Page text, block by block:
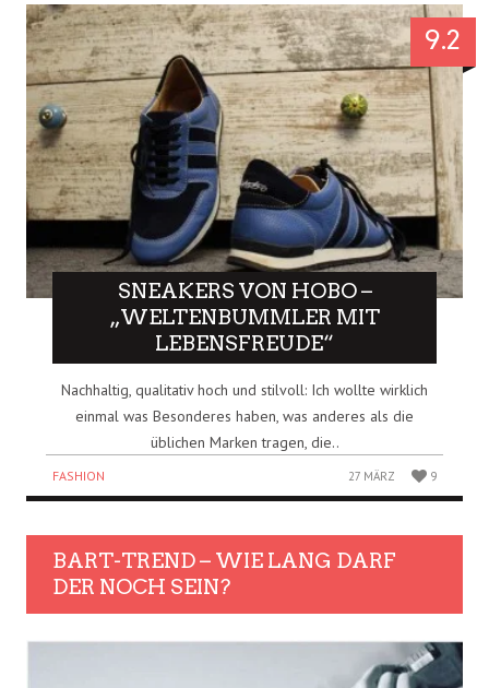
9.2
SNEAKERS VON HOBO –
„WELTENBUMMLER MIT
LEBENSFREUDE“
Nachhaltig, qualitativ hoch und stilvoll: Ich wollte wirklich
einmal was Besonderes haben, was anderes als die
üblichen Marken tragen, die..
FASHION 27 MÄRZ 9
BART-TREND – WIE LANG DARF
DER NOCH SEIN?